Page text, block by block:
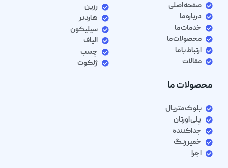
صفحه اصلی
درباره ما
خدمات ما
محصولات ما
ارتباط با ما
مقالات
رزین
هاردنر
سیلیکون
الیاف
چسب
ژلکوت
محصولات ما
بلوک متریال
پلی اورتان
جداکننده
خمیر رنگ
اجرا